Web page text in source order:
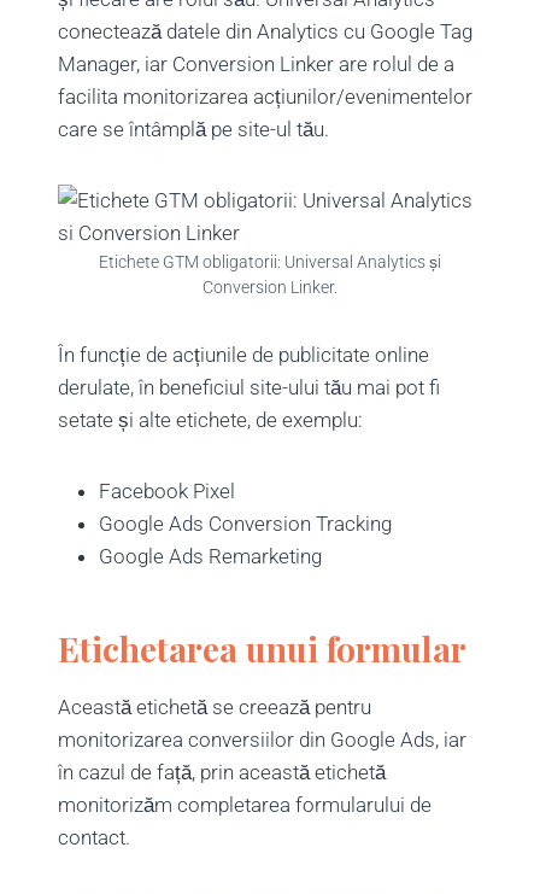
conectează datele din Analytics cu Google Tag
Manager, iar Conversion Linker are rolul de a
facilita monitorizarea acțiunilor/evenimentelor
care se întâmplă pe site-ul tău.
Etichete GTM obligatorii: Universal Analytics și
Conversion Linker.
În funcție de acțiunile de publicitate online
derulate, în beneficiul site-ului tău mai pot fi
setate și alte etichete, de exemplu:
Facebook Pixel
Google Ads Conversion Tracking
Google Ads Remarketing
Etichetarea unui formular
Această etichetă se creează pentru
monitorizarea conversiilor din Google Ads, iar
în cazul de față, prin această etichetă
monitorizăm completarea formularului de
contact.